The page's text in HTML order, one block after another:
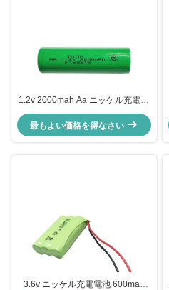
1.2v 2000mah Aa ニッケル充電電
池 NiMH リチウム電池
最もよい価格を得なさい
3.6v ニッケル充電電池 600mah